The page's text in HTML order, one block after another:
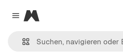
Close menu
Magnific